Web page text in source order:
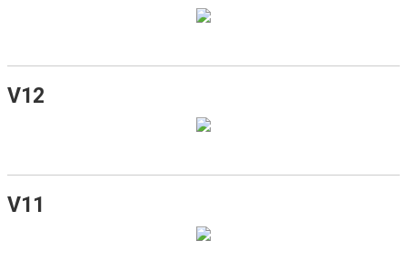
V12
V11